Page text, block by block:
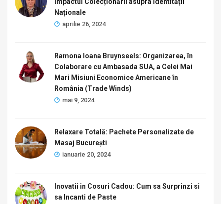
Naționale
aprilie 26, 2024
Ramona Ioana Bruynseels: Organizarea, în
Colaborare cu Ambasada SUA, a Celei Mai
Mari Misiuni Economice Americane în
România (Trade Winds)
mai 9, 2024
Relaxare Totală: Pachete Personalizate de
Masaj București
ianuarie 20, 2024
Inovatii in Cosuri Cadou: Cum sa Surprinzi si
sa Incanti de Paste